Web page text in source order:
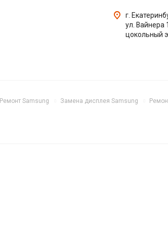
г.
ул. Вайнера
цокольный
Ремонт Samsung Замена дисплея Samsung